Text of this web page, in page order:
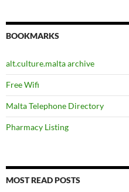
BOOKMARKS
alt.culture.malta archive
Free Wifi
Malta Telephone Directory
Pharmacy Listing
MOST READ POSTS